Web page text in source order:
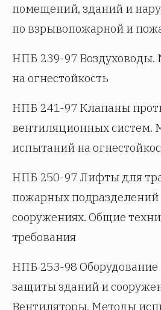
помещений, зданий и
по взрывопожарной и
НПБ 239-97 Воздуховоды.
на огнестойкость
НПБ 241-97 Клапаны
вентиляционных систем.
испытаний на
НПБ 250-97 Лифты для
пожарных подразделений
сооружениях. Общие
требования
НПБ 253-98
защиты зданий и
Вентиляторы. Методы